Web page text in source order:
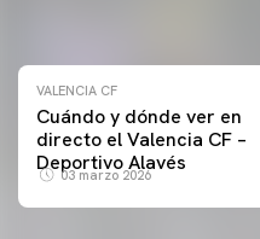
VALENCIA CF
Cuándo y dónde ver en
directo el Valencia CF –
Deportivo Alavés
03 marzo 2026